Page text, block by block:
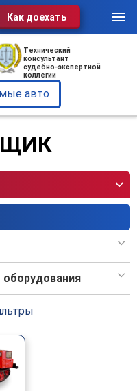
Как доехать
авто
служба:
72
49,
12
Технический
консультант
судебно-экспертной
коллегии
авто
оборудования